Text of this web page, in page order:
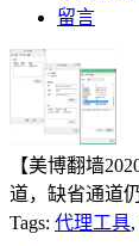
留言
【美博翻墙
道，缺省通道
Tags: 代理工具,